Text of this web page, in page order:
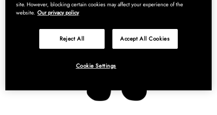
site. However, blocking certain cookies may affect your experience of the
website. Our privacy policy
Reject All Accept All Cookies
Cookie Settings